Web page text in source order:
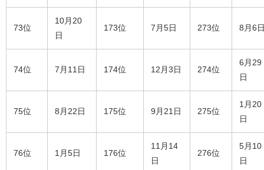
73位
10月20
日
173位 7月5日 273位 8月6
74位 7月11日 174位 12月3日 274位
6月29
日
75位 8月22日 175位 9月21日 275位
1月20
日
76位 1月5日 176位
11月14
日
276位
5月10
日